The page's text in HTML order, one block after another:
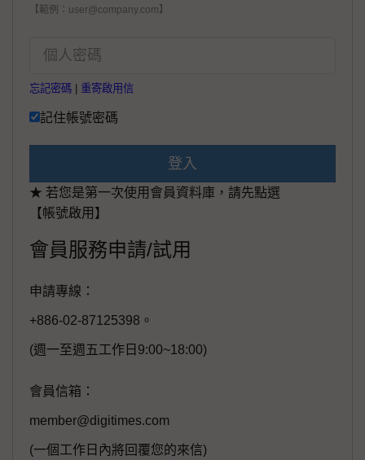
【範例：user@company.com】
忘記密碼 重寄啟用信
記住帳號密碼
登入
★ 若您是第一次使用會員資料庫，請先點選
【帳號啟用】
會員服務申請/試用
申請專線：
+886-02-87125398。
(週一至週五工作日9:00~18:00)
會員信箱：
member@digitimes.com
(一個工作日內將回覆您的來信)